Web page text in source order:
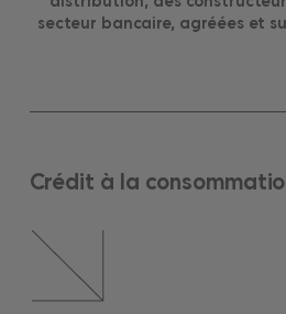
secteur bancaire, agréées et
Crédit à la